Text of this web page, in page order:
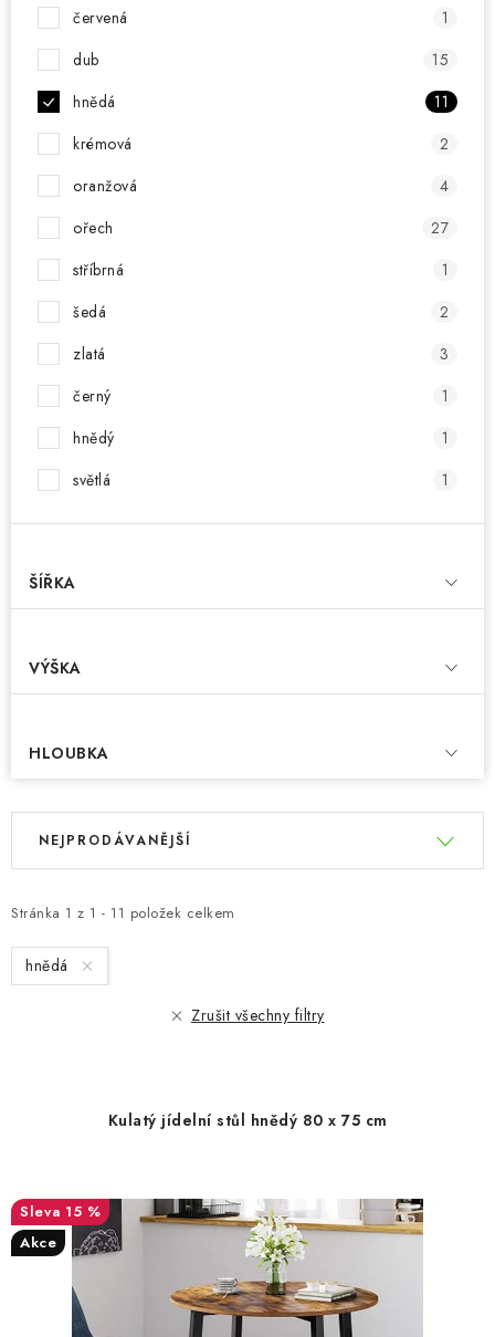
červená
1
dub
15
hnědá
11
krémová
2
oranžová
4
ořech
27
stříbrná
1
šedá
2
zlatá
3
černý
1
hnědý
1
světlá
1
ŠÍŘKA
VÝŠKA
HLOUBKA
V
i
s
p
ů
Stránka 1 z 1 - 11 položek celkem
Ř
e
n
í
t
ů
NEJPRODÁVANĚJŠÍ
hnědá
Zrušit všechny filtry
Kulatý jídelní stůl hnědý 80 x 75 cm
15 %
Akce